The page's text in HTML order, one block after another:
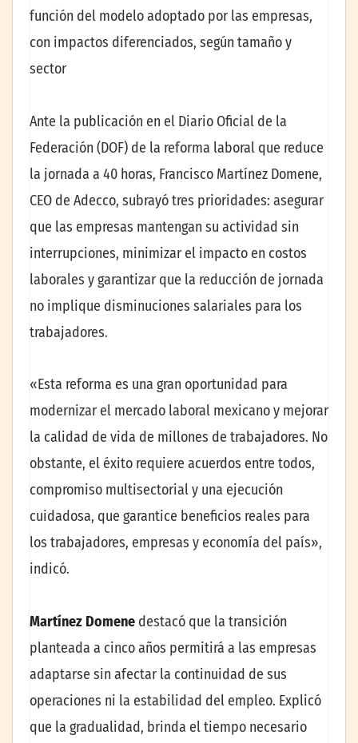
función del modelo adoptado por las empresas,
con impactos diferenciados, según tamaño y
sector
Ante la publicación en el Diario Oficial de la
Federación (DOF) de la reforma laboral que reduce
la jornada a 40 horas, Francisco Martínez Domene,
CEO de Adecco, subrayó tres prioridades: asegurar
que las empresas mantengan su actividad sin
interrupciones, minimizar el impacto en costos
laborales y garantizar que la reducción de jornada
no implique disminuciones salariales para los
trabajadores.
«Esta reforma es una gran oportunidad para
modernizar el mercado laboral mexicano y mejorar
la calidad de vida de millones de trabajadores. No
obstante, el éxito requiere acuerdos entre todos,
compromiso multisectorial y una ejecución
cuidadosa, que garantice beneficios reales para
los trabajadores, empresas y economía del país»,
indicó.
Martínez Domene destacó que la transición
planteada a cinco años permitirá a las empresas
adaptarse sin afectar la continuidad de sus
operaciones ni la estabilidad del empleo. Explicó
que la gradualidad, brinda el tiempo necesario